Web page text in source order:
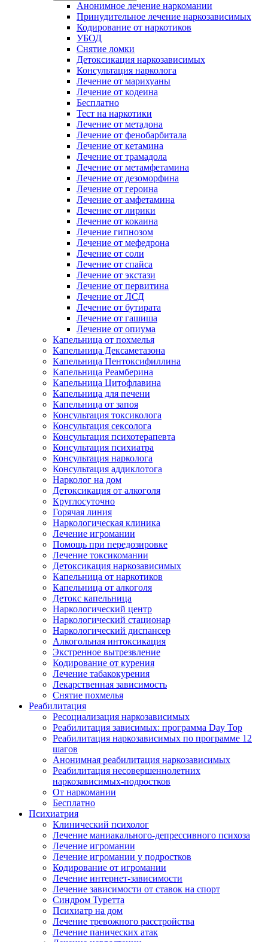
Анонимное лечение наркомании
Принудительное лечение наркозависимых
Кодирование от наркотиков
УБОД
Снятие ломки
Детоксикация наркозависимых
Консультация нарколога
Лечение от марихуаны
Лечение от кодеина
Бесплатно
Тест на наркотики
Лечение от метадона
Лечение от фенобарбитала
Лечение от кетамина
Лечение от трамадола
Лечение от метамфетамина
Лечение от дезоморфина
Лечение от героина
Лечение от амфетамина
Лечение от лирики
Лечение от кокаина
Лечение гипнозом
Лечение от мефедрона
Лечение от соли
Лечение от спайса
Лечение от экстази
Лечение от первитина
Лечение от ЛСД
Лечение от бутирата
Лечение от гашиша
Лечение от опиума
Капельница от похмелья
Капельница Дексаметазона
Капельница Пентоксифиллина
Капельница Реамберина
Капельница Цитофлавина
Капельница для печени
Капельница от запоя
Консультация токсиколога
Консультация сексолога
Консультация психотерапевта
Консультация психиатра
Консультация нарколога
Консультация аддиклотога
Нарколог на дом
Детоксикация от алкоголя
Круглосуточно
Горячая линия
Наркологическая клиника
Лечение игромании
Помощь при передозировке
Лечение токсикомании
Детоксикация наркозависимых
Капельница от наркотиков
Капельница от алкоголя
Детокс капельница
Наркологический центр
Наркологический стационар
Наркологический диспансер
Алкогольная интоксикация
Экстренное вытрезвление
Кодирование от курения
Лечение табакокурения
Лекарственная зависимость
Снятие похмелья
Реабилитация
Ресоциализация наркозависимых
Реабилитация зависимых: программа Day Top
Реабилитация наркозависимых по программе 12
шагов
Анонимная реабилитация наркозависимых
Реабилитация несовершеннолетних
наркозависимых-подростков
От наркомании
Бесплатно
Психиатрия
Клинический психолог
Лечение маниакального-депрессивного психоза
Лечение игромании
Лечение игромании у подростков
Кодирование от игромании
Лечение интернет-зависимости
Лечение зависимости от ставок на спорт
Синдром Туретта
Психиатр на дом
Лечение тревожного расстройства
Лечение панических атак